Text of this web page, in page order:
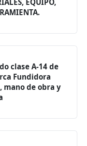
EQUIPO,
clase A-14 de
Fundidora
mano de obra y